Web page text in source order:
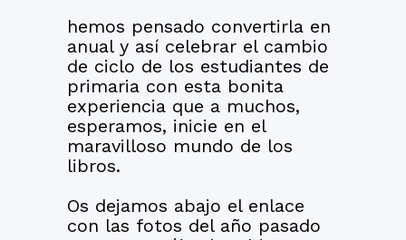
hemos pensado convertirla en
anual y así celebrar el cambio
de ciclo de los estudiantes de
primaria con esta bonita
experiencia que a muchos,
esperamos, inicie en el
maravilloso mundo de los
libros.
Os dejamos abajo el enlace
con las fotos del año pasado